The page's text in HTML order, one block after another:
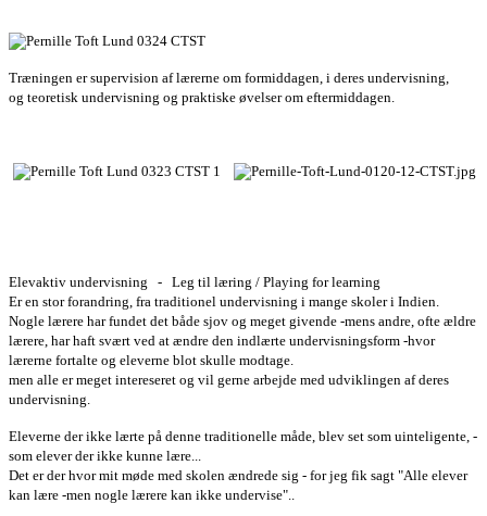
Træningen er supervision af lærerne om formiddagen, i deres undervisning,
og teoretisk undervisning og praktiske øvelser om eftermiddagen.
Elevaktiv undervisning - Leg til læring / Playing for learning
Er en stor forandring, fra traditionel undervisning i mange skoler i Indien.
Nogle lærere har fundet det både sjov og meget givende -mens andre, ofte ældre
lærere, har haft svært ved at ændre den indlærte undervisningsform -hvor
lærerne fortalte og eleverne blot skulle modtage.
men alle er meget intereseret og vil gerne arbejde med udviklingen af deres
undervisning.
Eleverne der ikke lærte på denne traditionelle måde, blev set som uinteligente, -
som elever der ikke kunne lære...
Det er der hvor mit møde med skolen ændrede sig - for jeg fik sagt "Alle elever
kan lære -men nogle lærere kan ikke undervise"..